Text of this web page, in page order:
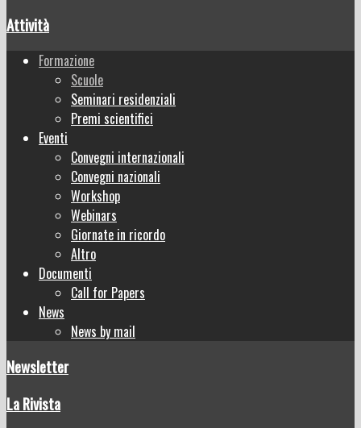
Attività
Formazione
Scuole
Seminari residenziali
Premi scientifici
Eventi
Convegni internazionali
Convegni nazionali
Workshop
Webinars
Giornate in ricordo
Altro
Documenti
Call for Papers
News
News by mail
Newsletter
La Rivista